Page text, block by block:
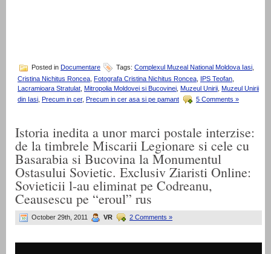
Posted in Documentare Tags: Complexul Muzeal National Moldova Iasi
Cristina Nichitus Roncea, Fotografa Cristina Nichitus Roncea, IPS Teofan,
Lacramioara Stratulat, Mitropolia Moldovei si Bucovinei, Muzeul Unirii, Muzeul Unirii
din Iasi
Precum in cer, Precum in cer asa si pe pamant 5 Comments »
Istoria inedita a unor marci postale interzise:
de la timbrele Miscarii Legionare si cele cu
Basarabia si Bucovina la Monumentul
Ostasului Sovietic. Exclusiv Ziaristi Online:
Sovieticii l-au eliminat pe Codreanu,
Ceausescu pe “eroul” rus
October 29th, 2011 VR 2 Comments »